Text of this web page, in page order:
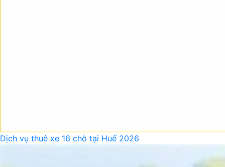
Dịch vụ thuê xe 16 chỗ tại Huế 2026